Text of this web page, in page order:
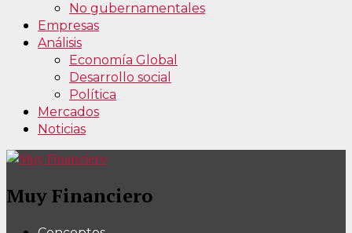
No gubernamentales
Empresas
Análisis
Economía Global
Desarrollo social
Política
Mercados
Noticias
Muy Financiero